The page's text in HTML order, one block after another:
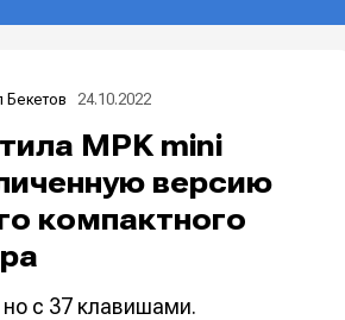
Бекетов 24.10.2022
MPK mini
версию
компактного
с 37 клавишами.